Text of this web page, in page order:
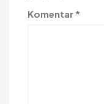
Komentar *